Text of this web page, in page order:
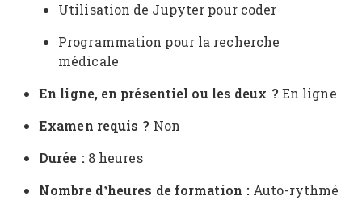
Utilisation de Jupyter pour coder
Programmation pour la recherche
médicale
En ligne, en présentiel ou les deux ? En ligne
Examen requis ? Non
Durée :8 heures
Nombre d’heures de formation : Auto-rythmé